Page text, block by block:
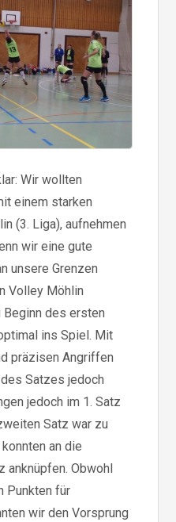
Wir wollten
einem starken
(3. Liga), aufnehmen
wir eine gute
unsere Grenzen
Volley Möhlin
Beginn des ersten
ins Spiel. Mit
präzisen Angriffen
Satzes jedoch
jedoch im 1. Satz
Satz war zu
an die
Obwohl
Punkten für
wir den Vorsprung